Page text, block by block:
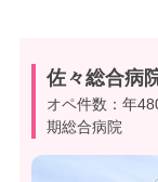
佐々総合病
オペ件数：年
期総合病院